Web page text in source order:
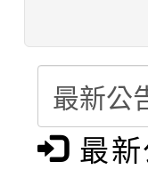
結果(
賽及
賽實
轉知
比賽
轉知
轉
最新